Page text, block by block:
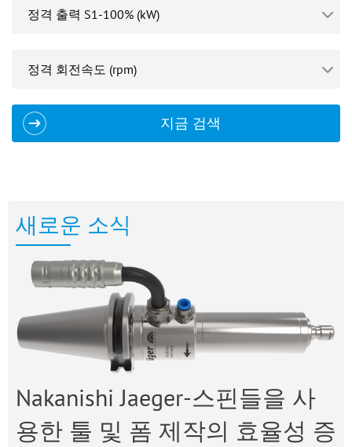
지금 검색
새로운 소식
Nakanishi Jaeger-스핀들을 사
용한 툴 및 폼 제작의 효율성 증